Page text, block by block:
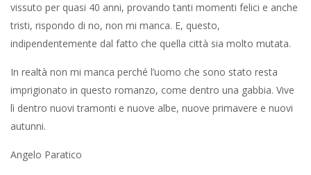
vissuto per quasi 40 anni, provando tanti momenti felici e anche
tristi, rispondo di no, non mi manca. E, questo,
indipendentemente dal fatto che quella città sia molto mutata.
In realtà non mi manca perché l’uomo che sono stato resta
imprigionato in questo romanzo, come dentro una gabbia. Vive
lì dentro nuovi tramonti e nuove albe, nuove primavere e nuovi
autunni.
Angelo Paratico